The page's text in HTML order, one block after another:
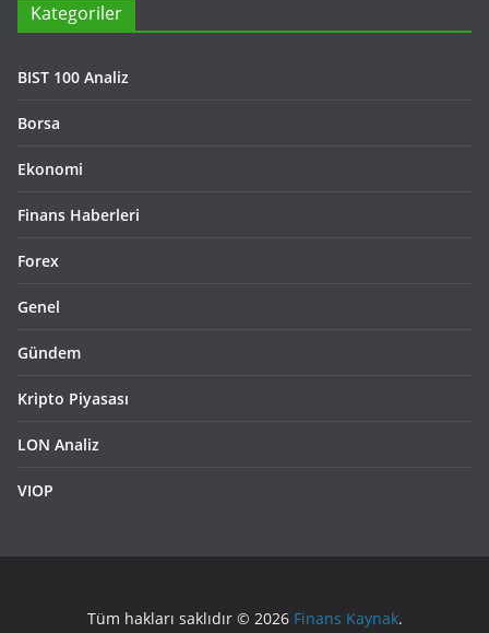
Kategoriler
BIST 100 Analiz
Borsa
Ekonomi
Finans Haberleri
Forex
Genel
Gündem
Kripto Piyasası
LON Analiz
VIOP
Tüm hakları saklıdır © 2026 Finans Kaynak.